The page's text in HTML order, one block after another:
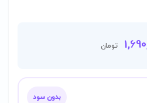
تومان
بدون سود